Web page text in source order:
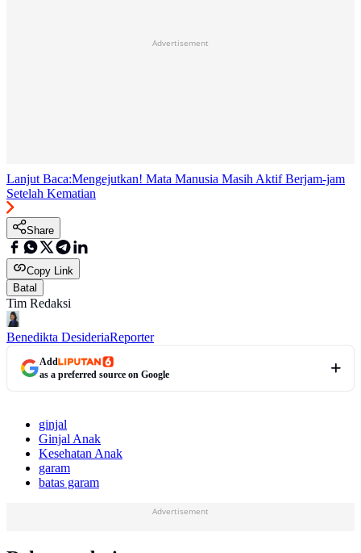
Advertisement
Lanjut Baca:Mengejutkan! Mata Manusia Masih Aktif Berjam-jam
Setelah Kematian
Share
Copy Link
Batal
Tim Redaksi
Benedikta DesideriaReporter
Add
as a preferred source on Google
ginjal
Ginjal Anak
Kesehatan Anak
garam
batas garam
Advertisement